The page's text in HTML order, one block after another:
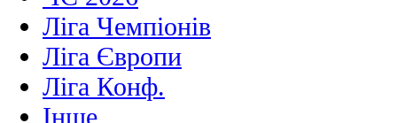
Ліга Чемпіонів
Ліга Європи
Ліга Конф.
Інше